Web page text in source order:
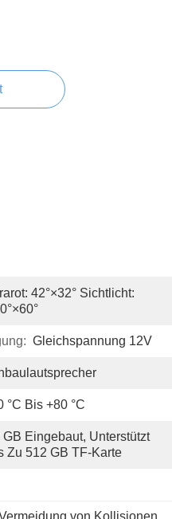
42°×32° Sichtlicht:
Gleichspannung 12V
°C Bis +80 °C
GB Eingebaut, Unterstützt
Zu 512 GB TF-Karte
von Kollisionen